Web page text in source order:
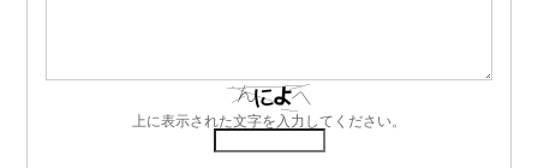
上に表示された文字を入力してください。